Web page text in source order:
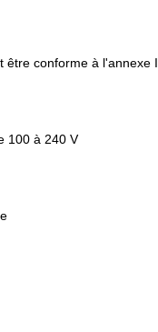
conforme à l'annexe I.
100 à 240 V